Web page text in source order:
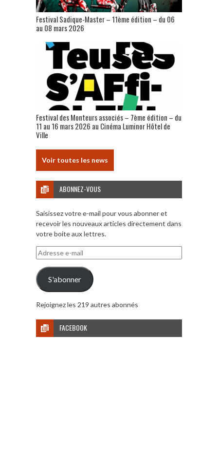
Festival Sadique-Master – 11ème édition – du 06
au 08 mars 2026
Festival des Monteurs associés – 7ème édition – du
11 au 16 mars 2026 au Cinéma Luminor Hôtel de
Ville
Voir toutes les news
ABONNEZ-VOUS
Saisissez votre e-mail pour vous abonner et
recevoir les nouveaux articles directement dans
votre boite aux lettres.
Adresse
e-
mail
S'abonner
Rejoignez les 219 autres abonnés
FACEBOOK